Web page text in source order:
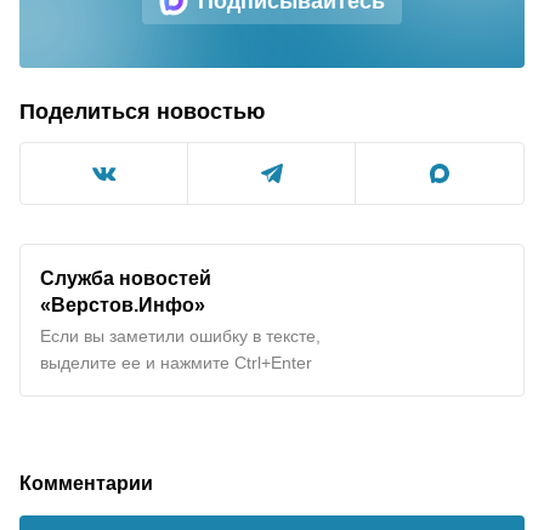
Поделиться новостью
Служба новостей
«Верстов.Инфо»
Если вы заметили ошибку в тексте,
выделите ее и нажмите Ctrl+Enter
Комментарии